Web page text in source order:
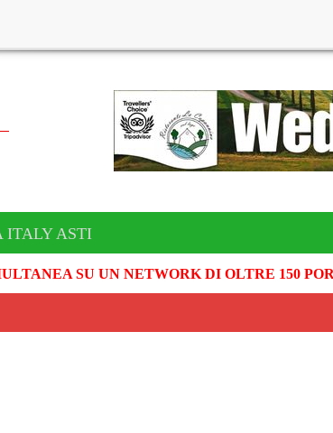
ITALY ASTI
SU UN NETWORK DI OLTRE 150